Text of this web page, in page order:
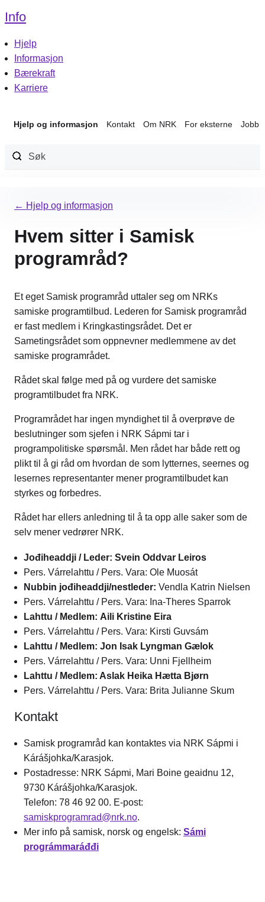
Info
Hjelp
Informasjon
Bærekraft
Karriere
Hjelp og informasjon Kontakt Om NRK For eksterne Jobb
innhold
← Hjelp og informasjon
Hvem sitter i Samisk
programråd?
Et eget Samisk programråd uttaler seg om NRKs
samiske programtilbud. Lederen for Samisk programråd
er fast medlem i Kringkastingsrådet. Det er
Sametingsrådet som oppnevner medlemmene av det
samiske programrådet.
Rådet skal følge med på og vurdere det samiske
programtilbudet fra NRK.
Programrådet har ingen myndighet til å overprøve de
beslutninger som sjefen i NRK Sápmi tar i
programpolitiske spørsmål. Men rådet har både rett og
plikt til å gi råd om hvordan de som lytternes, seernes og
lesernes representanter mener programtilbudet kan
styrkes og forbedres.
Rådet har ellers anledning til å ta opp alle saker som de
selv mener vedrører NRK.
Jođiheaddji / Leder: Svein Oddvar Leiros
Pers. Várrelahttu / Pers. Vara: Ole Muosát
Nubbin jođiheaddji/nestleder: Vendla Katrin Nielsen
Pers. Várrelahttu / Pers. Vara: Ina-Theres Sparrok
Lahttu / Medlem: Aili Kristine Eira
Pers. Várrelahttu / Pers. Vara: Kirsti Guvsám
Lahttu / Medlem: Jon Isak Lyngman Gælok
Pers. Várrelahttu / Pers. Vara: Unni Fjellheim
Lahttu / Medlem: Aslak Heika Hætta Bjørn
Pers. Várrelahttu / Pers. Vara: Brita Julianne Skum
Kontakt
Samisk programråd kan kontaktes via NRK Sápmi i
Kárášjohka/Karasjok.
Postadresse: NRK Sápmi, Mari Boine geaidnu 12,
9730 Kárášjohka/Karasjok.
Telefon: 78 46 92 00. E-post:
samiskprogramrad@nrk.no.
Mer info på samisk, norsk og engelsk: Sámi
prográmmaráđđi